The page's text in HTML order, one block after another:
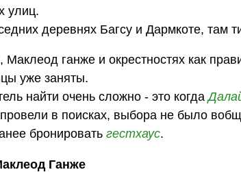
улиц.
деревнях Багсу и Дармкоте, там
ганже и окрестностях как
уже заняты.
найти очень сложно - это когда
в поисках, выбора не было
бронироватьгестхаус.
Ганже